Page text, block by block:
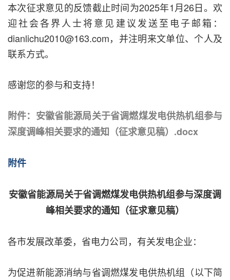
本次征求意见的反馈截止时间为2025年1月26日。欢
迎社会各界人士将意见建议发送至电子邮箱：
dianlichu2010@163.com，并注明来文单位、个人及
联系方式。
感谢您的参与和支持！
附件：安徽省能源局关于省调燃煤发电供热机组参与
深度调峰相关要求的通知（征求意见稿）.docx
附件
安徽省能源局关于省调燃煤发电供热机组参与深度调
峰相关要求的通知（征求意见稿）
各市发展改革委，省电力公司，有关发电企业：
为促进新能源消纳与省调燃煤发电供热机组（以下简